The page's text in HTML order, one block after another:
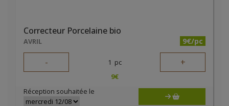
Correcteur Porcelaine bio
AVRIL 9€/pc
- 1 pc +
9€
Réception souhaitée le